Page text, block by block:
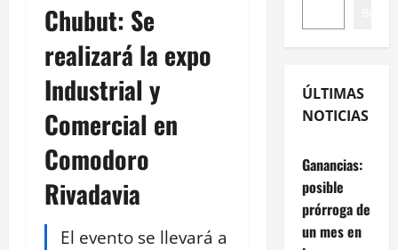
Chubut: Se
realizará la expo
Industrial y
Comercial en
Comodoro
Rivadavia
El evento se llevará a
ÚLTIMAS
NOTICIAS
Ganancias:
posible
prórroga de
un mes en